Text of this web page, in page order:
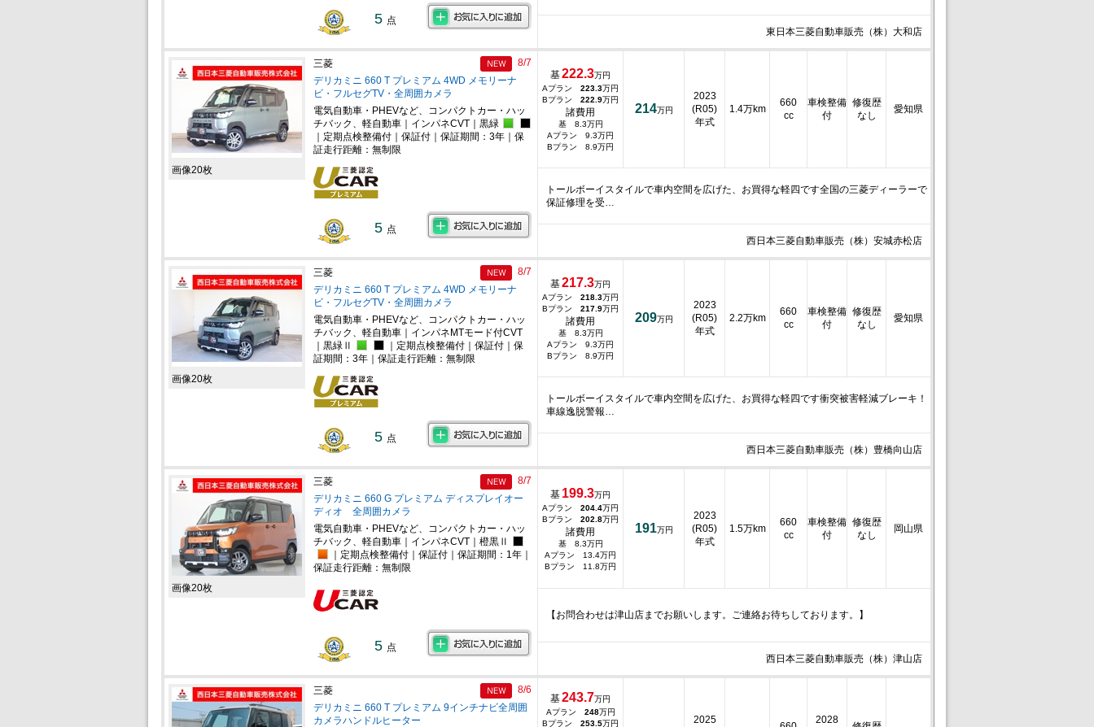
5 点
東日本三菱自動車販売（株）大和店
画像20枚
三菱
デリカミニ 660 T プレミアム 4WD メモリーナ
ビ・フルセグTV・全周囲カメラ
8/7
電気自動車・PHEVなど、コンパクトカー・ハッ
チバック、軽自動車｜インパネCVT｜黒緑
｜定期点検整備付｜保証付｜保証期間：3年｜保
証走行距離：無制限
5 点
基222.3万円
Aプラン 223.3万円
Bプラン 222.9万円
諸費用
基 8.3万円
Aプラン 9.3万円
Bプラン 8.9万円
214万円
2023
(R05)
年式
1.4万km
660
cc
車検整備
付
修復歴
なし
愛知県
トールボーイスタイルで車内空間を広げた、お買得な軽四です全国の三菱ディーラーで
保証修理を受…
西日本三菱自動車販売（株）安城赤松店
画像20枚
三菱
デリカミニ 660 T プレミアム 4WD メモリーナ
ビ・フルセグTV・全周囲カメラ
8/7
電気自動車・PHEVなど、コンパクトカー・ハッ
チバック、軽自動車｜インパネMTモード付CVT
｜黒緑Ⅱ
｜定期点検整備付｜保証付｜保
証期間：3年｜保証走行距離：無制限
5 点
基217.3万円
Aプラン 218.3万円
Bプラン 217.9万円
諸費用
基 8.3万円
Aプラン 9.3万円
Bプラン 8.9万円
209万円
2023
(R05)
年式
2.2万km
660
cc
車検整備
付
修復歴
なし
愛知県
トールボーイスタイルで車内空間を広げた、お買得な軽四です衝突被害軽減ブレーキ！
車線逸脱警報…
西日本三菱自動車販売（株）豊橋向山店
画像20枚
三菱
デリカミニ 660 G プレミアム ディスプレイオー
ディオ 全周囲カメラ
8/7
電気自動車・PHEVなど、コンパクトカー・ハッ
チバック、軽自動車｜インパネCVT｜橙黒Ⅱ
｜定期点検整備付｜保証付｜保証期間：1年｜
保証走行距離：無制限
5 点
基 199.3万円
Aプラン 204.4万円
Bプラン 202.8万円
諸費用
基 8.3万円
Aプラン 13.4万円
Bプラン 11.8万円
191万円
2023
(R05)
年式
1.5万km
660
cc
車検整備
付
修復歴
なし
岡山県
【お問合わせは津山店までお願いします。ご連絡お待ちしております。】
西日本三菱自動車販売（株）津山店
三菱
デリカミニ 660 T プレミアム 9インチナビ全周囲
カメラハンドルヒーター
8/6
基243.7万円
Aプラン 248万円
Bプラン 253.5万円 2025 2028